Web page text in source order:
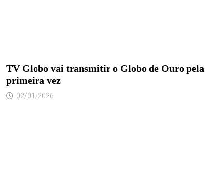
TV Globo vai transmitir o Globo de Ouro pela
primeira vez
02/01/2026